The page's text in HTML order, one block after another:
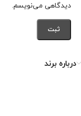
دیدگاهی می‌نویسم.
درباره برند